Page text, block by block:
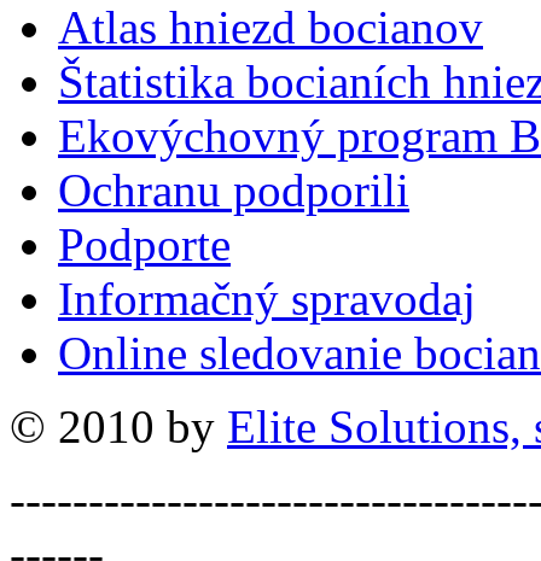
Atlas hniezd bocianov
Štatistika bocianích
Ekovýchovný program
Ochranu podporili
Podporte
Informačný spravodaj
Online sledovanie
© 2010 by Elite Solutions,